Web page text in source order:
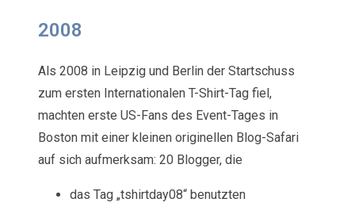
2008
Als 2008 in Leipzig und Berlin der Startschuss
zum ersten Internationalen T-Shirt-Tag fiel,
machten erste US-Fans des Event-Tages in
Boston mit einer kleinen originellen Blog-Safari
auf sich aufmerksam: 20 Blogger, die
das Tag „tshirtday08“ benutzten